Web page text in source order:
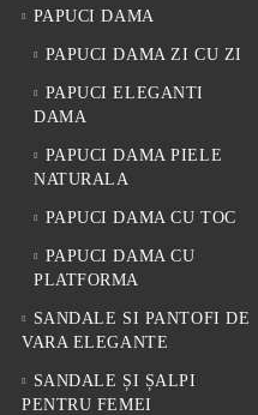
PAPUCI DAMA
PAPUCI DAMA ZI CU ZI
PAPUCI ELEGANTI
DAMA
PAPUCI DAMA PIELE
NATURALA
PAPUCI DAMA CU TOC
PAPUCI DAMA CU
PLATFORMA
SANDALE SI PANTOFI DE
VARA ELEGANTE
SANDALE ȘI ȘALPI
PENTRU FEMEI